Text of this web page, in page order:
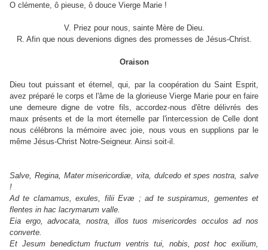
O clémente, ô pieuse, ô douce Vierge Marie !
V. Priez pour nous, sainte Mère de Dieu.
R. Afin que nous devenions dignes des promesses de Jésus-Christ.
Oraison
Dieu tout puissant et éternel, qui, par la coopération du Saint Esprit,
avez préparé le corps et l'âme de la glorieuse Vierge Marie pour en faire
une demeure digne de votre fils, accordez-nous d'être délivrés des
maux présents et de la mort éternelle par l'intercession de Celle dont
nous célébrons la mémoire avec joie, nous vous en supplions par le
même Jésus-Christ Notre-Seigneur. Ainsi soit-il.
Salve, Regina, Mater misericordiæ, vita, dulcedo et spes nostra, salve
!
Ad te clamamus, exules, filii Evæ ; ad te suspiramus, gementes et
flentes in hac lacrymarum valle.
Eia ergo, advocata, nostra, illos tuos misericordes occulos ad nos
converte.
Et Jesum benedictum fructum ventris tui, nobis, post hoc exilium,